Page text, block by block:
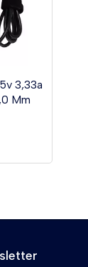
3,33a
Mm